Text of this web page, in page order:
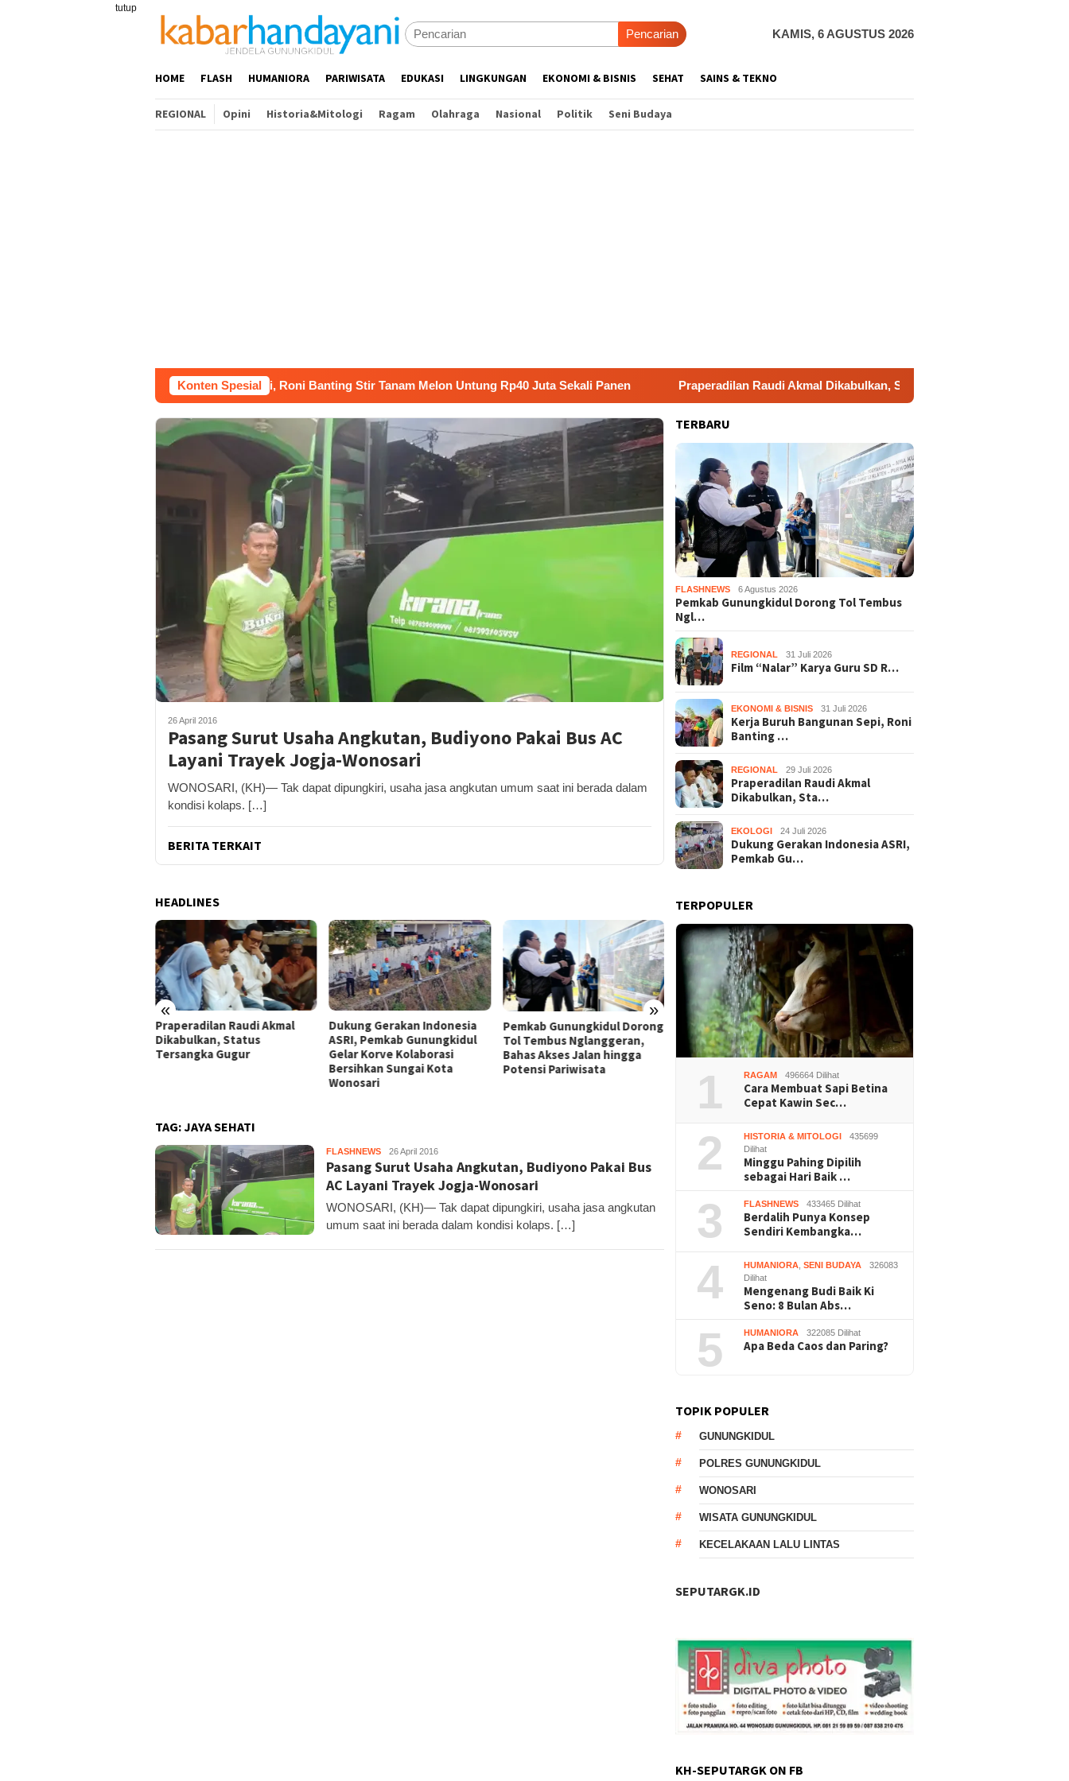
tutup
Pencarian KAMIS, 6 AGUSTUS 2026
HOME FLASH HUMANIORA PARIWISATA EDUKASI LINGKUNGAN EKONOMI & BISNIS SEHAT SAINS & TEKNO
REGIONAL Opini Historia&Mitologi Ragam Olahraga Nasional Politik Seni Budaya
Konten Spesial
Kerja Buruh Bangunan Sepi, Roni Banting Stir Tanam Melon Untung Rp40 Juta Sekali Panen Praperadilan Raudi Akmal Dikabulkan, Status Tersangka Gugur
26 April 2016
Pasang Surut Usaha Angkutan, Budiyono Pakai Bus AC
Layani Trayek Jogja-Wonosari
WONOSARI, (KH)— Tak dapat dipungkiri, usaha jasa angkutan umum saat ini berada dalam
kondisi kolaps. […]
BERITA TERKAIT
HEADLINES
« »
Dukung Gerakan Indonesia
ASRI, Pemkab Gunungkidul
Gelar Korve Kolaborasi
Pemkab Gunungkidul Dorong
Tol Tembus Nglanggeran,
Bahas Akses Jalan hingga
Potensi Pariwisata
Film “Nalar” Karya Guru SD
Raih Juara 1 Lomba Video
Literasi Gunungkidul 2026
Kerja Buruh Bangunan Sepi,
Roni Banting Stir Tanam
Melon Untung Rp40 Juta
Sekali Panen
Praperadilan Raudi Akmal
Dikabulkan, Status
Tersangka Gugur
TAG:JAYA SEHATI
FLASHNEWS Kandar
26 April 2016
Pasang Surut Usaha Angkutan, Budiyono Pakai Bus
AC Layani Trayek Jogja-Wonosari
WONOSARI, (KH)— Tak dapat dipungkiri, usaha jasa angkutan
umum saat ini berada dalam kondisi kolaps. […]
TERBARU
FLASHNEWS 6 Agustus 2026
Pemkab Gunungkidul Dorong Tol Tembus
Ngl…
REGIONAL 31 Juli 2026
Film “Nalar” Karya Guru SD R…
EKONOMI & BISNIS 31 Juli 2026
Kerja Buruh Bangunan Sepi, Roni
Banting …
REGIONAL 29 Juli 2026
Praperadilan Raudi Akmal
Dikabulkan, Sta…
EKOLOGI 24 Juli 2026
Dukung Gerakan Indonesia ASRI,
Pemkab Gu…
TERPOPULER
1 RAGAM 496664 Dilihat
Cara Membuat Sapi Betina
Cepat Kawin Sec…
2 HISTORIA & MITOLOGI
435699
Dilihat
Minggu Pahing Dipilih
sebagai Hari Baik …
3 FLASHNEWS 433465 Dilihat
Berdalih Punya Konsep
Sendiri Kembangka…
4 HUMANIORA ,SENI BUDAYA
326083
Dilihat
Mengenang Budi Baik Ki
Seno: 8 Bulan Abs…
5 HUMANIORA 322085 Dilihat
Apa Beda Caos dan Paring?
TOPIK POPULER
GUNUNGKIDUL
POLRES GUNUNGKIDUL
WONOSARI
WISATA GUNUNGKIDUL
KECELAKAAN LALU LINTAS
SEPUTARGK.ID
KH-SEPUTARGK ON FB